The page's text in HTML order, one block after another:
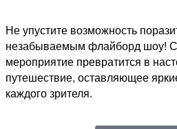
Не упустите возможность
незабываемым флайборд шоу!
мероприятие превратится в
путешествие, оставляющее
каждого зрителя.